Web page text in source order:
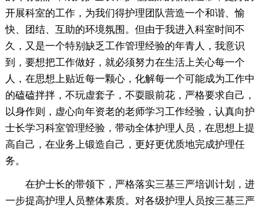
开展科室的工作，为我们得护理团队营造一个和谐、愉
快、团结、互助的环境氛围。但由于我进入科室时间不
久，又是一个特别缺乏工作管理经验的年青人，我意识
到，要想把工作做好，就必须努力在生活上关心每一个
人，在思想上贴近每一颗心，化解每一个可能成为工作中
的磕磕拌拌，不玩虚套子，不耍眼前花，严格要求自己，
以身作则，虚心向年资老的老师学习工作经验，认真向护
士长学习科室管理经验，带动全体护理人员，在思想上提
高自己，在业务上锻造自己，更好更优质地完成护理任
务。
在护士长的带领下，严格落实三基三严培训计划，进
一步提高护理人员整体素质。对各级护理人员按三基三严